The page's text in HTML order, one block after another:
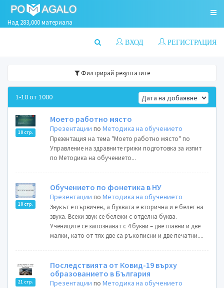
Над 283,000 материала
РЕГИСТРАЦИЯ
ВХОД
Филтрирай резултатите
1-10 от 1000
10 стр.
Моето работно място
Презентации поМетодика на обучението
Презентация на тема "Моето работно място" по
Управление на здравните грижи подготовка за изпит
по Методика на обучението...
10 стр.
Обучението по фонетика в НУ
Презентации поМетодика на обучението
Звукът е първичен, а буквата е вторична и е белег на
звука. Всеки звук се бележи с отделна буква.
Учениците се запознават с 4 букви – две главни и две
малки, като от тях две са ръкописни и две печатни....
21 стр.
Последствията от Ковид-19 върху
образованието в България
Презентации поМетодика на обучението